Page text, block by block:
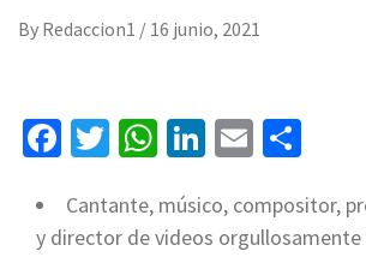
By Redaccion1 / 16 junio, 2021
Facebook
Twitter
WhatsApp
LinkedIn
Email
Cantante, músico, compositor,
y director de videos orgullosamente